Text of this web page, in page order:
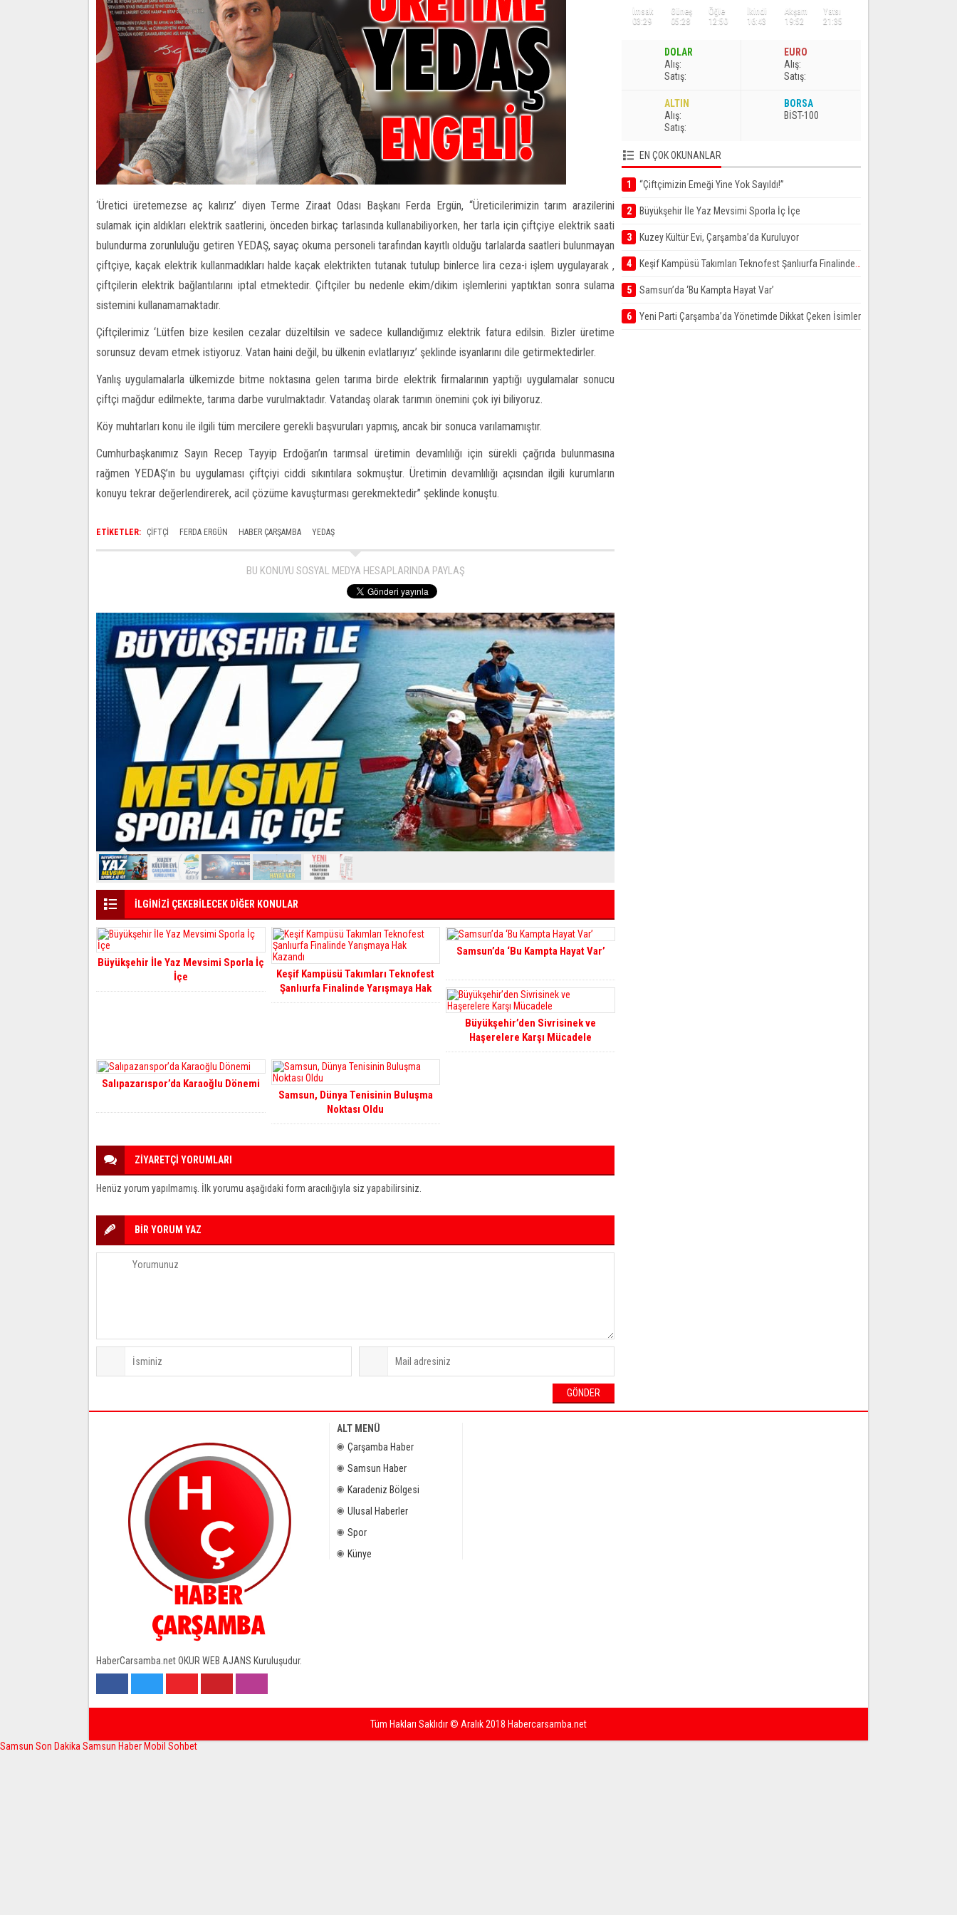
‘Üretici üretemezse aç kalırız’ diyen Terme Ziraat Odası Başkanı Ferda Ergün, “Üreticilerimizin tarım arazilerini
sulamak için aldıkları elektrik saatlerini, önceden birkaç tarlasında kullanabiliyorken, her tarla için çiftçiye elektrik saati
bulundurma zorunluluğu getiren YEDAŞ, sayaç okuma personeli tarafından kayıtlı olduğu tarlalarda saatleri bulunmayan
çiftçiye, kaçak elektrik kullanmadıkları halde kaçak elektrikten tutanak tutulup binlerce lira ceza-i işlem uygulayarak ,
çiftçilerin elektrik bağlantılarını iptal etmektedir. Çiftçiler bu nedenle ekim/dikim işlemlerini yaptıktan sonra sulama
sistemini kullanamamaktadır.
Çiftçilerimiz ‘Lütfen bize kesilen cezalar düzeltilsin ve sadece kullandığımız elektrik fatura edilsin. Bizler üretime
sorunsuz devam etmek istiyoruz. Vatan haini değil, bu ülkenin evlatlarıyız’ şeklinde isyanlarını dile getirmektedirler.
Yanlış uygulamalarla ülkemizde bitme noktasına gelen tarıma birde elektrik firmalarının yaptığı uygulamalar sonucu
çiftçi mağdur edilmekte, tarıma darbe vurulmaktadır. Vatandaş olarak tarımın önemini çok iyi biliyoruz.
Köy muhtarları konu ile ilgili tüm mercilere gerekli başvuruları yapmış, ancak bir sonuca varılamamıştır.
Cumhurbaşkanımız Sayın Recep Tayyip Erdoğan’ın tarımsal üretimin devamlılığı için sürekli çağrıda bulunmasına
rağmen YEDAŞ’ın bu uygulaması çiftçiyi ciddi sıkıntılara sokmuştur. Üretimin devamlılığı açısından ilgili kurumların
konuyu tekrar değerlendirerek, acil çözüme kavuşturması gerekmektedir” şeklinde konuştu.
ETİKETLER: ÇIFTÇI FERDA ERGÜN HABER ÇARŞAMBA YEDAŞ
BU KONUYU SOSYAL MEDYA HESAPLARINDA PAYLAŞ
İLGİNİZİ ÇEKEBİLECEK DİĞER KONULAR
Büyükşehir İle Yaz Mevsimi Sporla İç
İçe
Keşif Kampüsü Takımları Teknofest
Şanlıurfa Finalinde Yarışmaya Hak
Kazandı
Samsun’da ‘Bu Kampta Hayat Var’
Büyükşehir’den Sivrisinek ve
Haşerelere Karşı Mücadele
Salıpazarıspor’da Karaoğlu Dönemi
Samsun, Dünya Tenisinin Buluşma
Noktası Oldu
ZİYARETÇİ YORUMLARI
Henüz yorum yapılmamış. İlk yorumu aşağıdaki form aracılığıyla siz yapabilirsiniz.
BİR YORUM YAZ
İmsak
03:29
Güneş
05:28
Öğle
12:50
İkindi
16:43
Akşam
19:52
Yatsı
21:35
DOLAR
A lış:
Satış:
EURO
A lış:
Satış:
ALTIN
A lış:
Satış:
BORSA
BİST-100
EN ÇOK OKUNANLAR
1 “Çiftçimizin Emeği Yine Yok Sayıldı!”
2 Büyükşehir İle Yaz Mevsimi Sporla İç İçe
3 Kuzey Kültür Evi, Çarşamba’da Kuruluyor
4 Keşif Kampüsü Takımları Teknofest Şanlıurfa Finalinde Yarışmaya Hak Kazandı
5 Samsun’da ‘Bu Kampta Hayat Var’
6 Yeni Parti Çarşamba’da Yönetimde Dikkat Çeken İsimler
HaberCarsamba.net OKUR WEB AJANS Kuruluşudur.
ALT MENÜ
Çarşamba Haber
Samsun Haber
Karadeniz Bölgesi
Ulusal Haberler
Spor
Künye
Tüm Hakları Saklıdır © Aralık 2018 Habercarsamba.net
Samsun Son Dakika Samsun Haber Mobil Sohbet